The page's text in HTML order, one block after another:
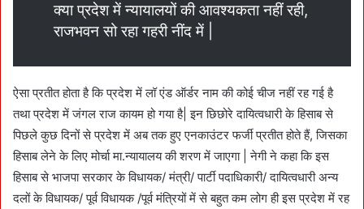
क्या प्रदेश में न्यायालयों की आवश्यकता नहीं रही,
राजभवन सो रहा गहरी नींद में |
ऐसा प्रतीत होता है कि प्रदेश में लॉ एंड ऑर्डर नाम की कोई चीज नहीं रह गई है
तथा प्रदेश में जंगल राज कायम हो गया है| इन छिछोरे दायित्वधारी के हिसाब से
पिछले कुछ दिनों से प्रदेश में अब तक हुए एनकाउंटर फर्जी प्रतीत होते हैं, जिसका
हिसाब लेने के लिए मोर्चा मा.न्यायालय की शरण में जाएगा | नेगी ने कहा कि इस
हिसाब से भाजपा सरकार के विधायक/ मंत्री/ पार्टी पदाधिकारी/ दायित्वधारी अन्य
दलों के विधायक/ पूर्व विधायक /पूर्व मंत्रियों में से बहुत कम लोग ही इस प्रदेश में रह